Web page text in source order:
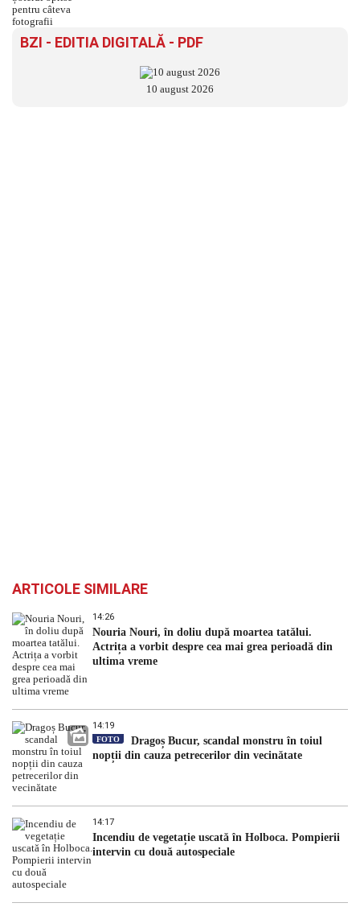
BZI - EDITIA DIGITALĂ - PDF
10 august 2026
ARTICOLE SIMILARE
14:26
Nouria Nouri, în doliu după moartea tatălui.
Actrița a vorbit despre cea mai grea perioadă din
ultima vreme
14:19
FOTO
Dragoș Bucur, scandal monstru în toiul
nopții din cauza petrecerilor din vecinătate
14:17
Incendiu de vegetație uscată în Holboca. Pompierii
intervin cu două autospeciale